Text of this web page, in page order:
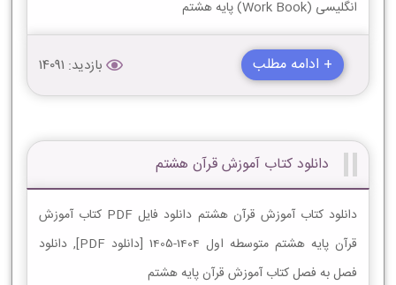
انگلیسی (Work Book) پایه هشتم
+ ادامه مطلب بازدید: 14091
دانلود کتاب آموزش قرآن هشتم
دانلود کتاب آموزش قرآن هشتم دانلود فایل PDF کتاب آموزش
قرآن پایه هشتم متوسطه اول 1404-1405 [دانلود PDF], دانلود
فصل به فصل کتاب آموزش قرآن پایه هشتم